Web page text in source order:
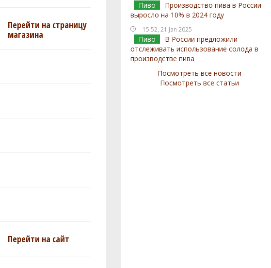
Пиво
Производство пива в России
выросло на 10% в 2024 году
15:52, 21 Jan 2025
Пиво
В России предложили
отслеживать использование солода в
производстве пива
Посмотреть все новости
Посмотреть все статьи
Перейти на страницу
магазина
Перейти на сайт